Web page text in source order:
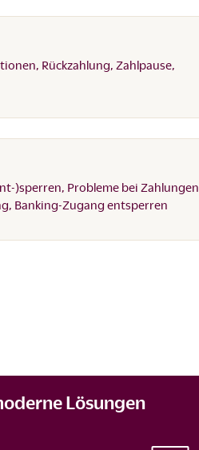
Rückzahlung, Zahlpause,
)sperren, Probleme bei Zahlungen,
Banking-Zugang entsperren
Lösungen